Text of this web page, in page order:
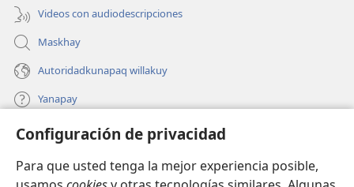
Configuración de privacidad
Para que usted tenga la mejor experiencia posible,
Videos con audiodescripciones
Maskhay
Autoridadkunapaq willakuy
Yanapay
Donacionta churanapaq
una
INTERNETPI QELQANCHISKUNA Watchtower™